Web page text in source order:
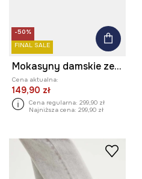
-50%
FINAL SALE
Mokasyny damskie ze skórą naturalną
Cena aktualna:
149,90 zł
Cena regularna: 299,90 zł
Najniższa cena: 299,90 zł